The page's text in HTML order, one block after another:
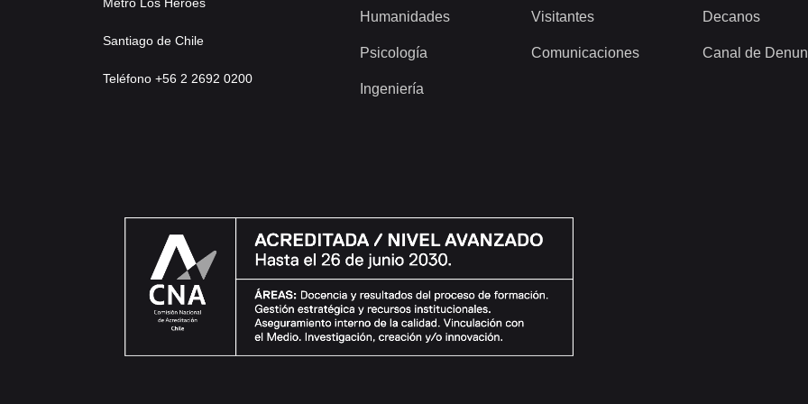
Metro Los Héroes
Santiago de Chile
Teléfono +56 2 2692 0200
Humanidades
Psicología
Ingeniería
Visitantes
Comunicaciones
Decanos
Canal de